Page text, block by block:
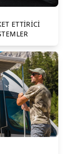
ETTİRİCİ